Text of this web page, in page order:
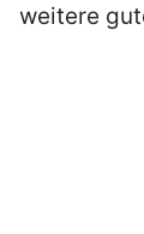
weitere